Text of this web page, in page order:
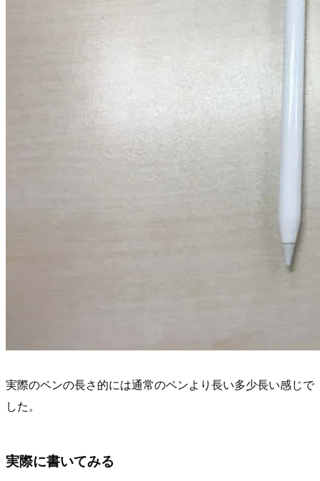
実際のペンの長さ的には通常のペンより長い多少長い感じで
した。
実際に書いてみる